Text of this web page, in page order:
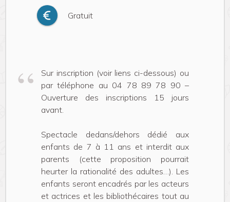
Gratuit
Sur inscription (voir liens ci-dessous) ou
par téléphone au 04 78 89 78 90 –
Ouverture des inscriptions 15 jours
avant.
Spectacle dedans/dehors dédié aux
enfants de 7 à 11 ans et interdit aux
parents (cette proposition pourrait
heurter la rationalité des adultes…). Les
enfants seront encadrés par les acteurs
et actrices et les bibliothécaires tout au